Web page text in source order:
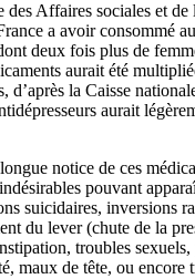
des Affaires sociales et de
a avoir consommé
deux fois plus de
aurait été
d’après la Caisse
aurait
notice de ces
pouvant
suicidaires, inversions
du lever (chute de la
troubles
maux de tête, ou encore